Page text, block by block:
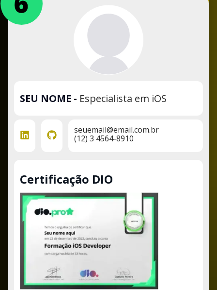
SEU NOME - Especialista em iOS
seuemail@email.com.br
(12) 3 4564-8910
Certificação DIO